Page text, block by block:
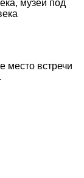
музей под
место встречи